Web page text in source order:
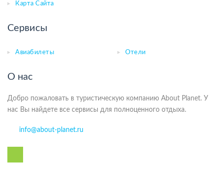
Карта Сайта
Сервисы
Авиабилеты Отели
О нас
Добро пожаловать в туристическую компанию About Planet. У
нас Вы найдете все сервисы для полноценного отдыха.
info@about-planet.ru